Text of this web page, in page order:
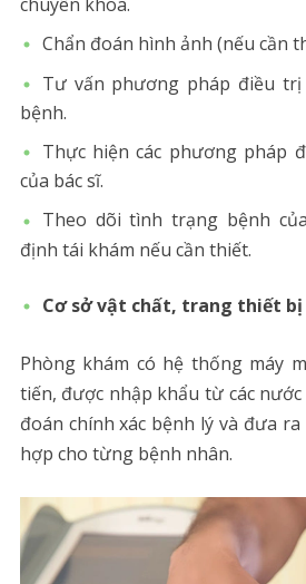
Chẩn đoán hình ảnh (nếu cần
Tư vấn phương pháp điều
bệnh.
Thực hiện các phương pháp
của bác sĩ.
Theo dõi tình trạng bệnh
định tái khám nếu cần thiết.
Cơ sở vật chất, trang thiết bị
Phòng khám có hệ thống máy
tiến, được nhập khẩu từ các
đoán chính xác bệnh lý và đưa
hợp cho từng bệnh nhân.